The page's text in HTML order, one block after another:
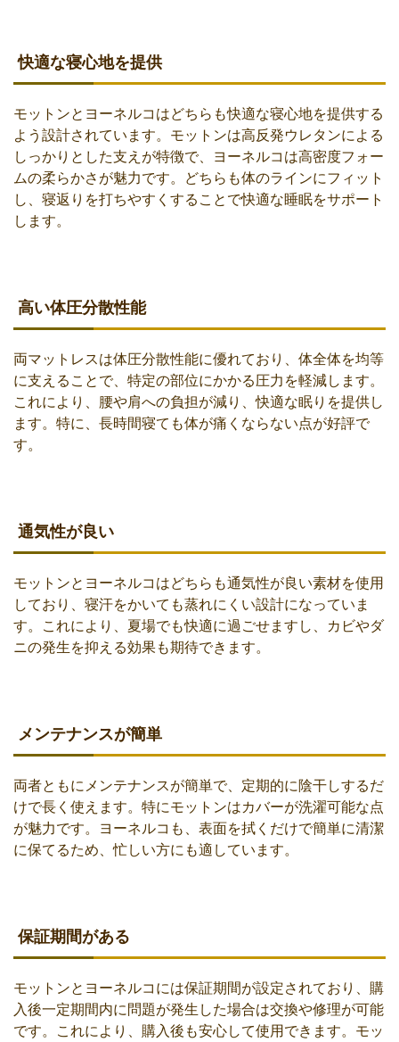
快適な寝心地を提供
モットンとヨーネルコはどちらも快適な寝心地を提供する
よう設計されています。モットンは高反発ウレタンによる
しっかりとした支えが特徴で、ヨーネルコは高密度フォー
ムの柔らかさが魅力です。どちらも体のラインにフィット
し、寝返りを打ちやすくすることで快適な睡眠をサポート
します。
高い体圧分散性能
両マットレスは体圧分散性能に優れており、体全体を均等
に支えることで、特定の部位にかかる圧力を軽減します。
これにより、腰や肩への負担が減り、快適な眠りを提供し
ます。特に、長時間寝ても体が痛くならない点が好評で
す。
通気性が良い
モットンとヨーネルコはどちらも通気性が良い素材を使用
しており、寝汗をかいても蒸れにくい設計になっていま
す。これにより、夏場でも快適に過ごせますし、カビやダ
ニの発生を抑える効果も期待できます。
メンテナンスが簡単
両者ともにメンテナンスが簡単で、定期的に陰干しするだ
けで長く使えます。特にモットンはカバーが洗濯可能な点
が魅力です。ヨーネルコも、表面を拭くだけで簡単に清潔
に保てるため、忙しい方にも適しています。
保証期間がある
モットンとヨーネルコには保証期間が設定されており、購
入後一定期間内に問題が発生した場合は交換や修理が可能
です。これにより、購入後も安心して使用できます。モッ